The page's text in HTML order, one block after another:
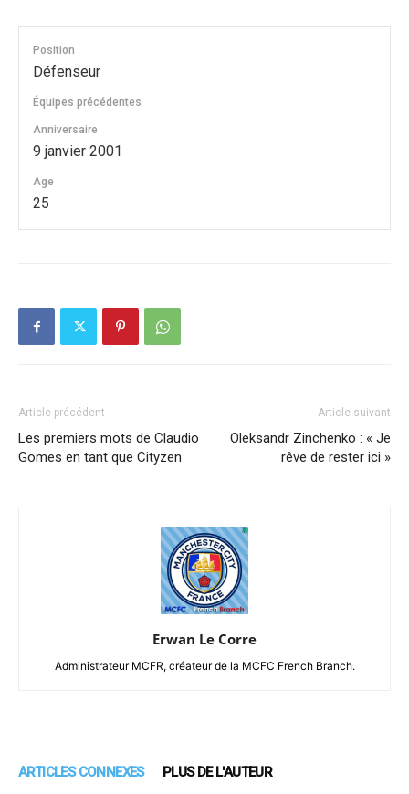
Position
Défenseur
Équipes précédentes
Anniversaire
9 janvier 2001
Age
25
Article précédent
Les premiers mots de Claudio
Gomes en tant que Cityzen
Article suivant
Oleksandr Zinchenko : « Je
rêve de rester ici »
Erwan Le Corre
Administrateur MCFR, créateur de la MCFC French Branch.
ARTICLES CONNEXES PLUS DE L'AUTEUR